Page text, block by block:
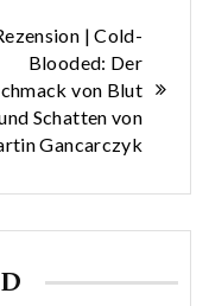
| Cold-
Blooded: Der
von Blut
Schatten von
Gancarczyk